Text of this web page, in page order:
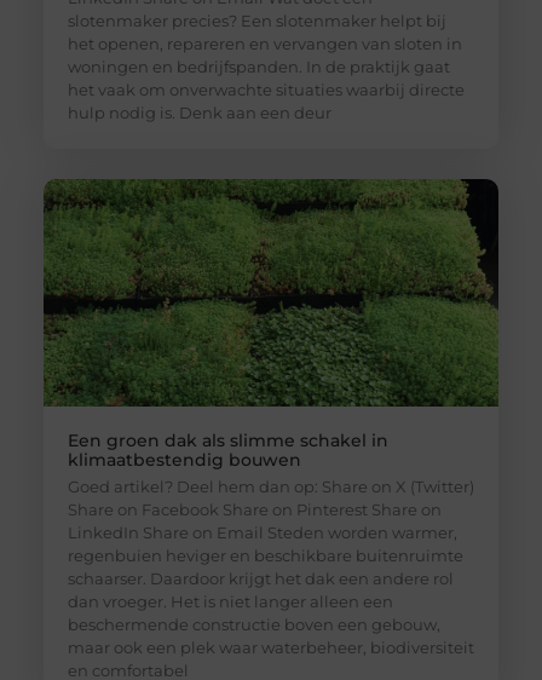
slotenmaker precies? Een slotenmaker helpt bij
het openen, repareren en vervangen van sloten in
woningen en bedrijfspanden. In de praktijk gaat
het vaak om onverwachte situaties waarbij directe
hulp nodig is. Denk aan een deur
Een groen dak als slimme schakel in
klimaatbestendig bouwen
Goed artikel? Deel hem dan op: Share on X (Twitter)
Share on Facebook Share on Pinterest Share on
LinkedIn Share on Email Steden worden warmer,
regenbuien heviger en beschikbare buitenruimte
schaarser. Daardoor krijgt het dak een andere rol
dan vroeger. Het is niet langer alleen een
beschermende constructie boven een gebouw,
maar ook een plek waar waterbeheer, biodiversiteit
en comfortabel